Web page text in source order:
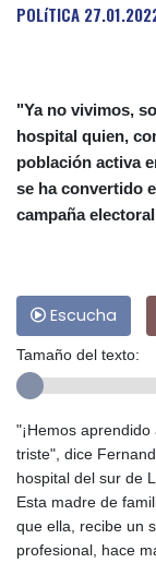
POLíTICA
"Ya no vivimos,
hospital quien,
población activa
se ha convertido
campaña
Escucha
Tamaño del texto:
"¡Hemos
triste", dice
hospital del sur de
Esta madre de
que ella, recibe un
profesional, hace